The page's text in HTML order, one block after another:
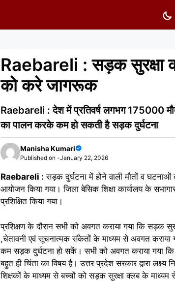
Raebareli : सड़क सुरक्षा
को करे जागरूक
Raebareli : देश में प्रतिवर्ष लगभग 175000 मौतें
का पालन करके कम हो सकती है सड़क दुर्घटना
Manisha Kumari
Published on -January 22, 2026
Raebareli : सड़क दुर्घटना में होने वाली मौतों व
आयोजन किया गया। जिला बेसिक शिक्षा कार्यालय के
प्रशिक्षित किया गया।
प्रशिक्षण के दौरान सभी को अवगत कराया गया कि सड़क
,चेतावनी एवं सूचनात्मक संकेतों के माध्यम से अवगत
कम सड़क दुर्घटना हो सकें। सभी को अवगत कराया गया
बहुत ही चिंता का विषय है। उत्तर प्रदेश सरकार द्वारा
शिक्षकों के माध्यम से बच्चों को सड़क सुरक्षा क्लब के